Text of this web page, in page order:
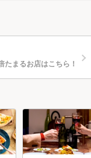
まるお店はこちら！